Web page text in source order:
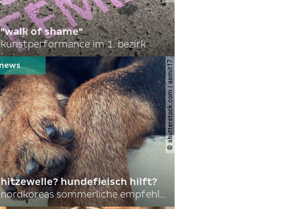
"walk of shame"
kunstperformance im 1. bezirk
© shutterstock.com | asmit17
hitzewelle? hundefleisch hilft?
nordkoreas sommerliche empfehlungen